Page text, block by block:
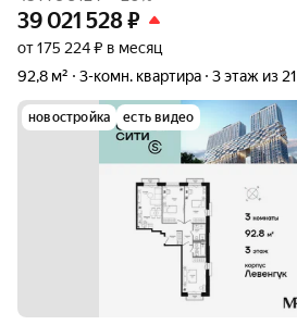
39 021 528₽
от 175 224 ₽ в месяц
92,8 м²
3-комн. квартира 3 этаж из 21
новостройка есть видео